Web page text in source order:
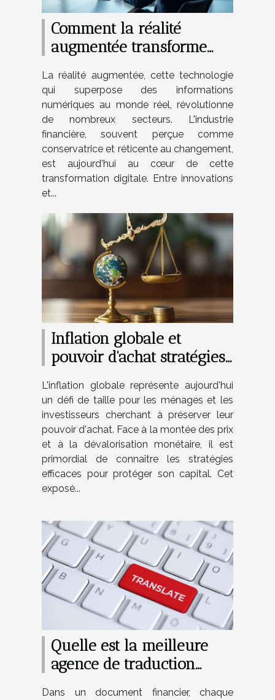
Comment la réalité
augmentée transforme
La réalité augmentée, cette technologie
qui superpose des informations
numériques au monde réel, révolutionne
de nombreux secteurs. L'industrie
financière, souvent perçue comme
conservatrice et réticente au changement,
est aujourd'hui au cœur de cette
transformation digitale. Entre innovations
et...
Inflation globale et
pouvoir d'achat stratégies
L'inflation globale représente aujourd'hui
un défi de taille pour les ménages et les
investisseurs cherchant à préserver leur
pouvoir d'achat. Face à la montée des prix
et à la dévalorisation monétaire, il est
primordial de connaître les stratégies
efficaces pour protéger son capital. Cet
exposé...
Quelle est la meilleure
agence de traduction
Dans un document financier, chaque